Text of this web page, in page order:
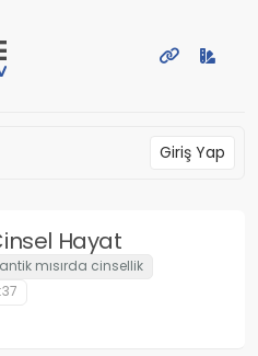
PAYLAŞIM PLATFORMU
Giriş Yap
Hayat